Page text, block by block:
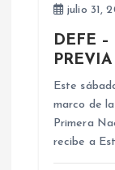
julio 31,
DEFE
PREVIA
Este
marco de
Primera
recibe a